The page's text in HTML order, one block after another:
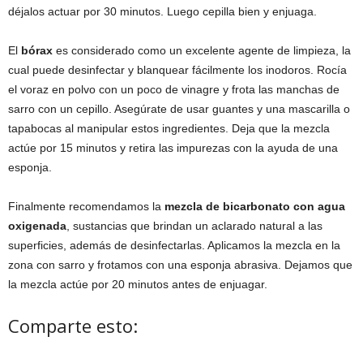
déjalos actuar por 30 minutos. Luego cepilla bien y enjuaga.
El bórax es considerado como un excelente agente de limpieza, la
cual puede desinfectar y blanquear fácilmente los inodoros. Rocía
el voraz en polvo con un poco de vinagre y frota las manchas de
sarro con un cepillo. Asegúrate de usar guantes y una mascarilla o
tapabocas al manipular estos ingredientes. Deja que la mezcla
actúe por 15 minutos y retira las impurezas con la ayuda de una
esponja.
Finalmente recomendamos la mezcla de bicarbonato con agua
oxigenada , sustancias que brindan un aclarado natural a las
superficies, además de desinfectarlas. Aplicamos la mezcla en la
zona con sarro y frotamos con una esponja abrasiva. Dejamos que
la mezcla actúe por 20 minutos antes de enjuagar.
Comparte esto: